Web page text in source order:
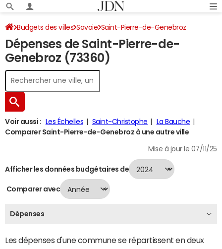
Budgets des villes Savoie Saint-Pierre-de-Genebroz
Dépenses 2024
Dépenses de Saint-Pierre-de-
Genebroz (73360)
Voir aussi : Les Échelles Saint-Christophe
La Bauche
Comparer Saint-Pierre-de-Genebroz à une autre ville
Mise à jour le 07/11/25
Afficher les données budgétaires de
Comparer avec
Dépenses
Les dépenses d'une commune se répartissent en deux